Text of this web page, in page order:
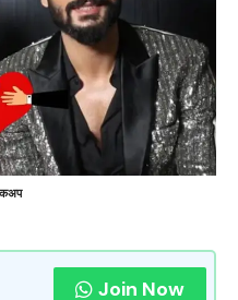
Join Now